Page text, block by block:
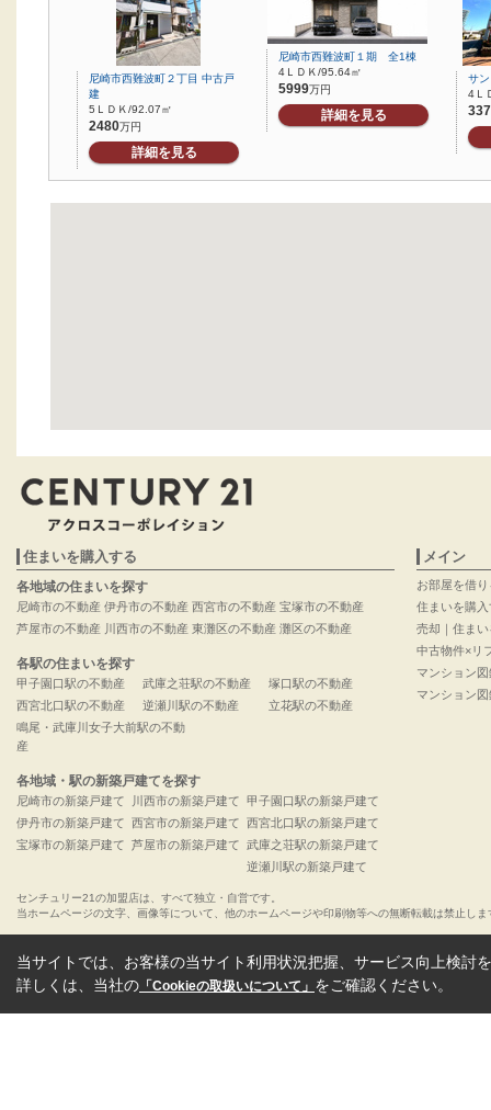
尼崎市西難波町２丁目 中古戸
建
5ＬＤＫ/92.07㎡
2480万円
詳細を見る
尼崎市西難波町１期 全1棟
4ＬＤＫ/95.64㎡
5999万円
詳細を見る
サ
4Ｌ
住まいを購入する
各地域の住まいを探す
尼崎市の不動産
芦屋市の不動産
伊丹市の不動産
川西市の不動産
西宮市の不動産
東灘区の不動産
宝塚市の不動産
灘区の不動産
各駅の住まいを探す
甲子園口駅の不動産
西宮北口駅の不動産
武庫之荘駅の不動産
逆瀬川駅の不動産
塚口駅の不動産
立花駅の不動産
鳴尾・武庫川女子大前駅の不動
産
各地域・駅の新築戸建てを探す
尼崎市の新築戸建て
伊丹市の新築戸建て
宝塚市の新築戸建て
川西市の新築戸建て
西宮市の新築戸建て
芦屋市の新築戸建て
甲子園口駅の新築戸建て
西宮北口駅の新築戸建て
武庫之荘駅の新築戸建て
逆瀬川駅の新築戸建て
メイン
お部屋を借り
住まいを購入
売却｜住ま
中古物件×リ
マンション
マンション
センチュリー21の加盟店は、すべて独立・自営です。
当ホームページの文字、画像等について、他のホームページや印刷物等への無断転載は禁止しま
当サイトでは、お客様の当サイト利用状況把握、サービス向上検討
詳しくは、当社の 「Cookieの取扱いについて」 をご確認ください。